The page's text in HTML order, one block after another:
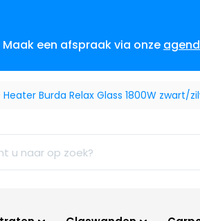
een afspraak via onze
Heater Burda Relax Glass 1800W zwart/